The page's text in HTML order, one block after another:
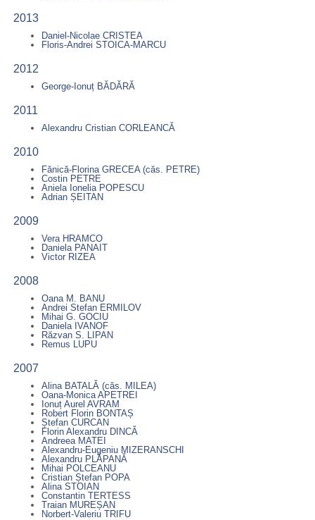
2013
Daniel-Nicolae CRISTEA
Floris-Andrei STOICA-MARCU
2012
George-Ionuț BĂDĂRĂ
2011
Alexandru Cristian CORLEANCĂ
2010
Fănică-Florina GRECEA (căs. PETRE)
Costin PETRE
Aniela Ionelia POPESCU
Adrian ȘEITAN
2009
Vera HRAMCO
Daniela PANAIT
Victor RIZEA
2008
Oana M. BANU
Andrei Stefan ERMILOV
Mihai G. GOCIU
Daniela IVANOF
Răzvan S. LIPAN
Remus LUPU
2007
Alina BATALĂ (căs. MILEA)
Oana-Monica APETREI
Ionuț Aurel AVRAM
Robert Florin BONTAȘ
Ștefan CURCAN
Florin Alexandru DINCĂ
Andreea MATEI
Alexandru-Eugeniu MIZERANSCHI
Alexandru PLĂPANĂ
Mihai POLCEANU
Cristian Ștefan POPA
Alina STOIAN
Constantin TERTESS
Traian MUREȘAN
Norbert-Valeriu TRIFU